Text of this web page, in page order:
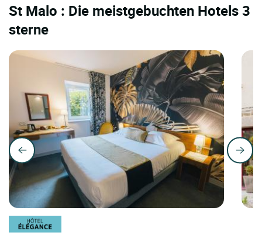
St Malo : Die meistgebuchten Hotels 3
sterne